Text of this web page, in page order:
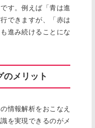
す。例えば「青は進
できますが、「赤は
進み続けることにな
のメリット
情報解析をおこなえ
を実現できるのがメ